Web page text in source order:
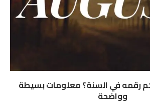
في السنة؟ معلومات بسيطة
وواضحة